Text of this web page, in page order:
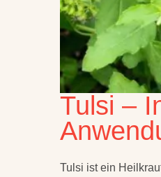
Tulsi –
Tulsi ist ein